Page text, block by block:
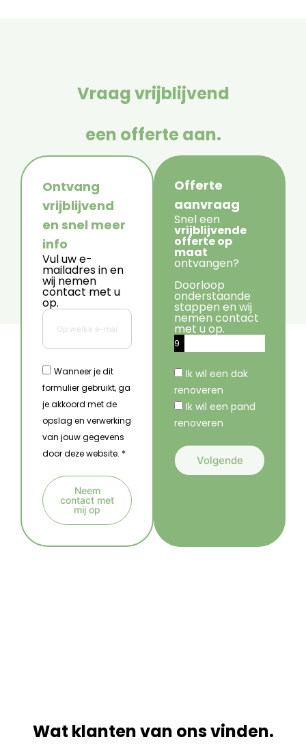
Vraag vrijblijvend
een offerte aan.
Ontvang
vrijblijvend
en snel meer
info
Vul uw e-
mailadres in en
wij nemen
contact met u
op.
Wanneer je dit
formulier gebruikt, ga
je akkoord met de
opslag en verwerking
van jouw gegevens
door deze website. *
Neem
contact met
mij op
l
Offerte
aanvraag
Snel een
vrijblijvende
offerte op
maat
ontvangen?
Doorloop
onderstaande
stappen en wij
nemen contact
met u op.
9
Ik wil een dak
renoveren
Ik wil een pand
renoveren
Volgende
r
Wat klanten van ons vinden.